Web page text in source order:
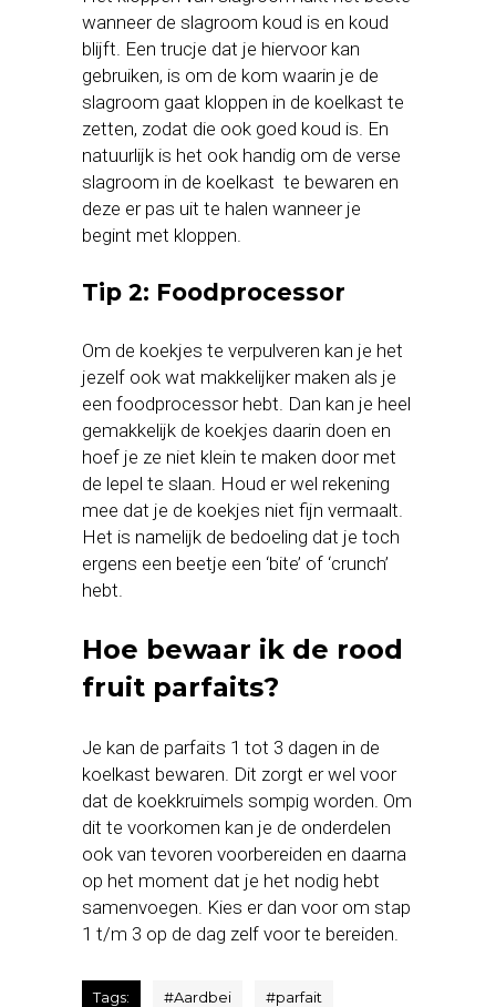
wanneer de slagroom koud is en koud
blijft. Een trucje dat je hiervoor kan
gebruiken, is om de kom waarin je de
slagroom gaat kloppen in de koelkast te
zetten, zodat die ook goed koud is. En
natuurlijk is het ook handig om de verse
slagroom in de koelkast te bewaren en
deze er pas uit te halen wanneer je
begint met kloppen.
Tip 2: Foodprocessor
Om de koekjes te verpulveren kan je het
jezelf ook wat makkelijker maken als je
een foodprocessor hebt. Dan kan je heel
gemakkelijk de koekjes daarin doen en
hoef je ze niet klein te maken door met
de lepel te slaan. Houd er wel rekening
mee dat je de koekjes niet fijn vermaalt.
Het is namelijk de bedoeling dat je toch
ergens een beetje een ‘bite’ of ‘crunch’
hebt.
Hoe bewaar ik de rood
fruit parfaits?
Je kan de parfaits 1 tot 3 dagen in de
koelkast bewaren. Dit zorgt er wel voor
dat de koekkruimels sompig worden. Om
dit te voorkomen kan je de onderdelen
ook van tevoren voorbereiden en daarna
op het moment dat je het nodig hebt
samenvoegen. Kies er dan voor om stap
1 t/m 3 op de dag zelf voor te bereiden.
Tags: #Aardbei #parfait